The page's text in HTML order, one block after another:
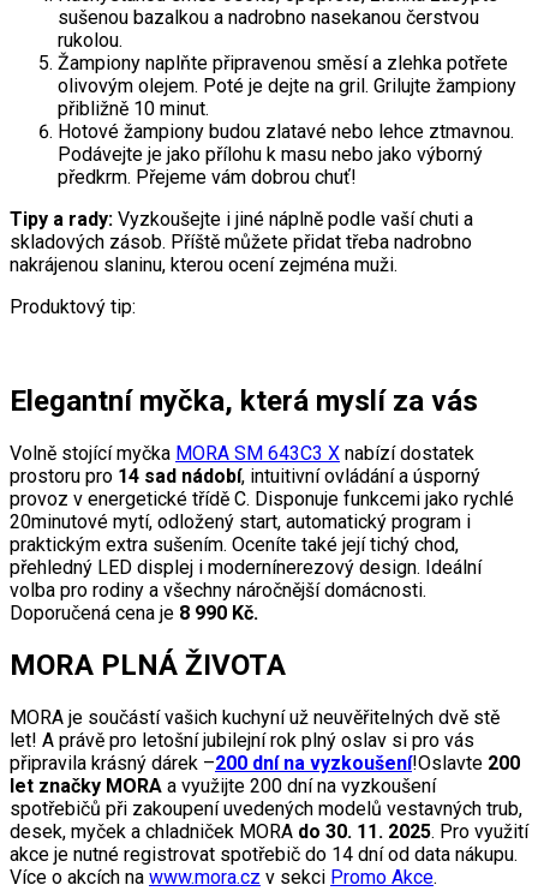
sušenou bazalkou a nadrobno nasekanou čerstvou
rukolou.
Žampiony naplňte připravenou směsí a zlehka potřete
olivovým olejem. Poté je dejte na gril. Grilujte žampiony
přibližně 10 minut.
Hotové žampiony budou zlatavé nebo lehce ztmavnou.
Podávejte je jako přílohu k masu nebo jako výborný
předkrm. Přejeme vám dobrou chuť!
Tipy a rady: Vyzkoušejte i jiné náplně podle vaší chuti a
skladových zásob. Příště můžete přidat třeba nadrobno
nakrájenou slaninu, kterou ocení zejména muži.
Produktový tip:
Elegantní myčka, která myslí za vás
Volně stojící myčka MORA SM 643C3 X nabízí dostatek
prostoru pro 14 sad nádobí, intuitivní ovládání a úsporný
provoz v energetické třídě C. Disponuje funkcemi jako rychlé
20minutové mytí, odložený start, automatický program i
praktickým extra sušením. Oceníte také její tichý chod,
přehledný LED displej i modernínerezový design. Ideální
volba pro rodiny a všechny náročnější domácnosti.
Doporučená cena je 8 990 Kč.
MORA PLNÁ ŽIVOTA
MORA je součástí vašich kuchyní už neuvěřitelných dvě stě
let! A právě pro letošní jubilejní rok plný oslav si pro vás
připravila krásný dárek –200 dní na vyzkoušení!Oslavte 200
let značky MORA a využijte 200 dní na vyzkoušení
spotřebičů při zakoupení uvedených modelů vestavných trub,
desek, myček a chladniček MORA do 30. 11. 2025. Pro využití
akce je nutné registrovat spotřebič do 14 dní od data nákupu.
Více o akcích na www.mora.cz v sekci Promo Akce.